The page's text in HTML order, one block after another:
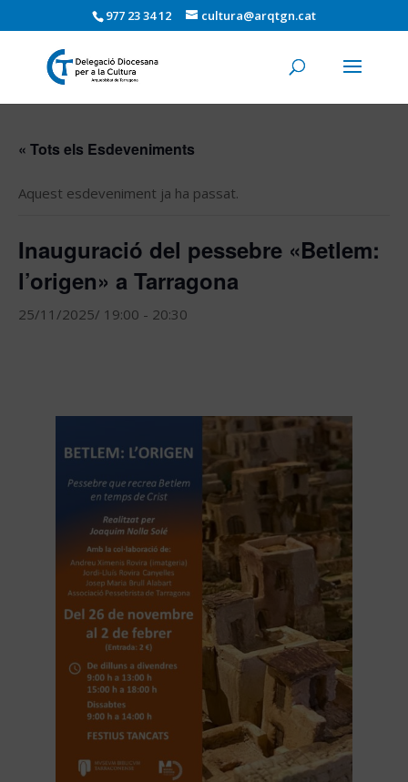
977 23 34 12 cultura@arqtgn.cat
« Tots els Esdeveniments
Aquest esdeveniment ja ha passat.
Inauguració del pessebre «Betlem:
l’origen» a Tarragona
25/11/2025/ 19:00 - 20:30